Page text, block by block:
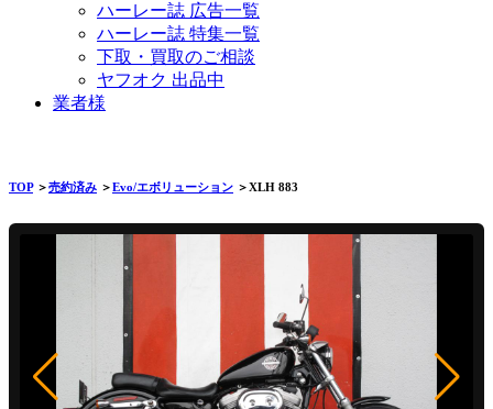
ハーレー誌 広告一覧
ハーレー誌 特集一覧
下取・買取のご相談
ヤフオク 出品中
業者様
TOP＞売約済み ＞Evo/エボリューション ＞XLH 883